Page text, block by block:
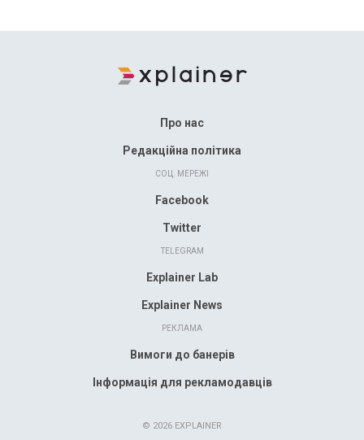
Про нас
Редакційна політика
СОЦ. МЕРЕЖІ
Facebook
Twitter
TELEGRAM
Explainer Lab
Explainer News
РЕКЛАМА
Вимоги до банерів
Інформація для рекламодавців
© 2026 EXPLAINER